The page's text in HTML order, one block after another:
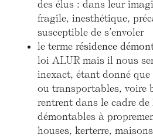
des élus : dans leur
fragile, inesthétique,
susceptible de s’envoler
le terme résidence
loi ALUR mais il nous
inexact, étant donné
ou transportables, voire
rentrent dans le cadre
démontables à
houses, kerterre,